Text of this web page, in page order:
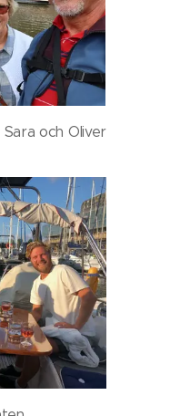
och Oliver